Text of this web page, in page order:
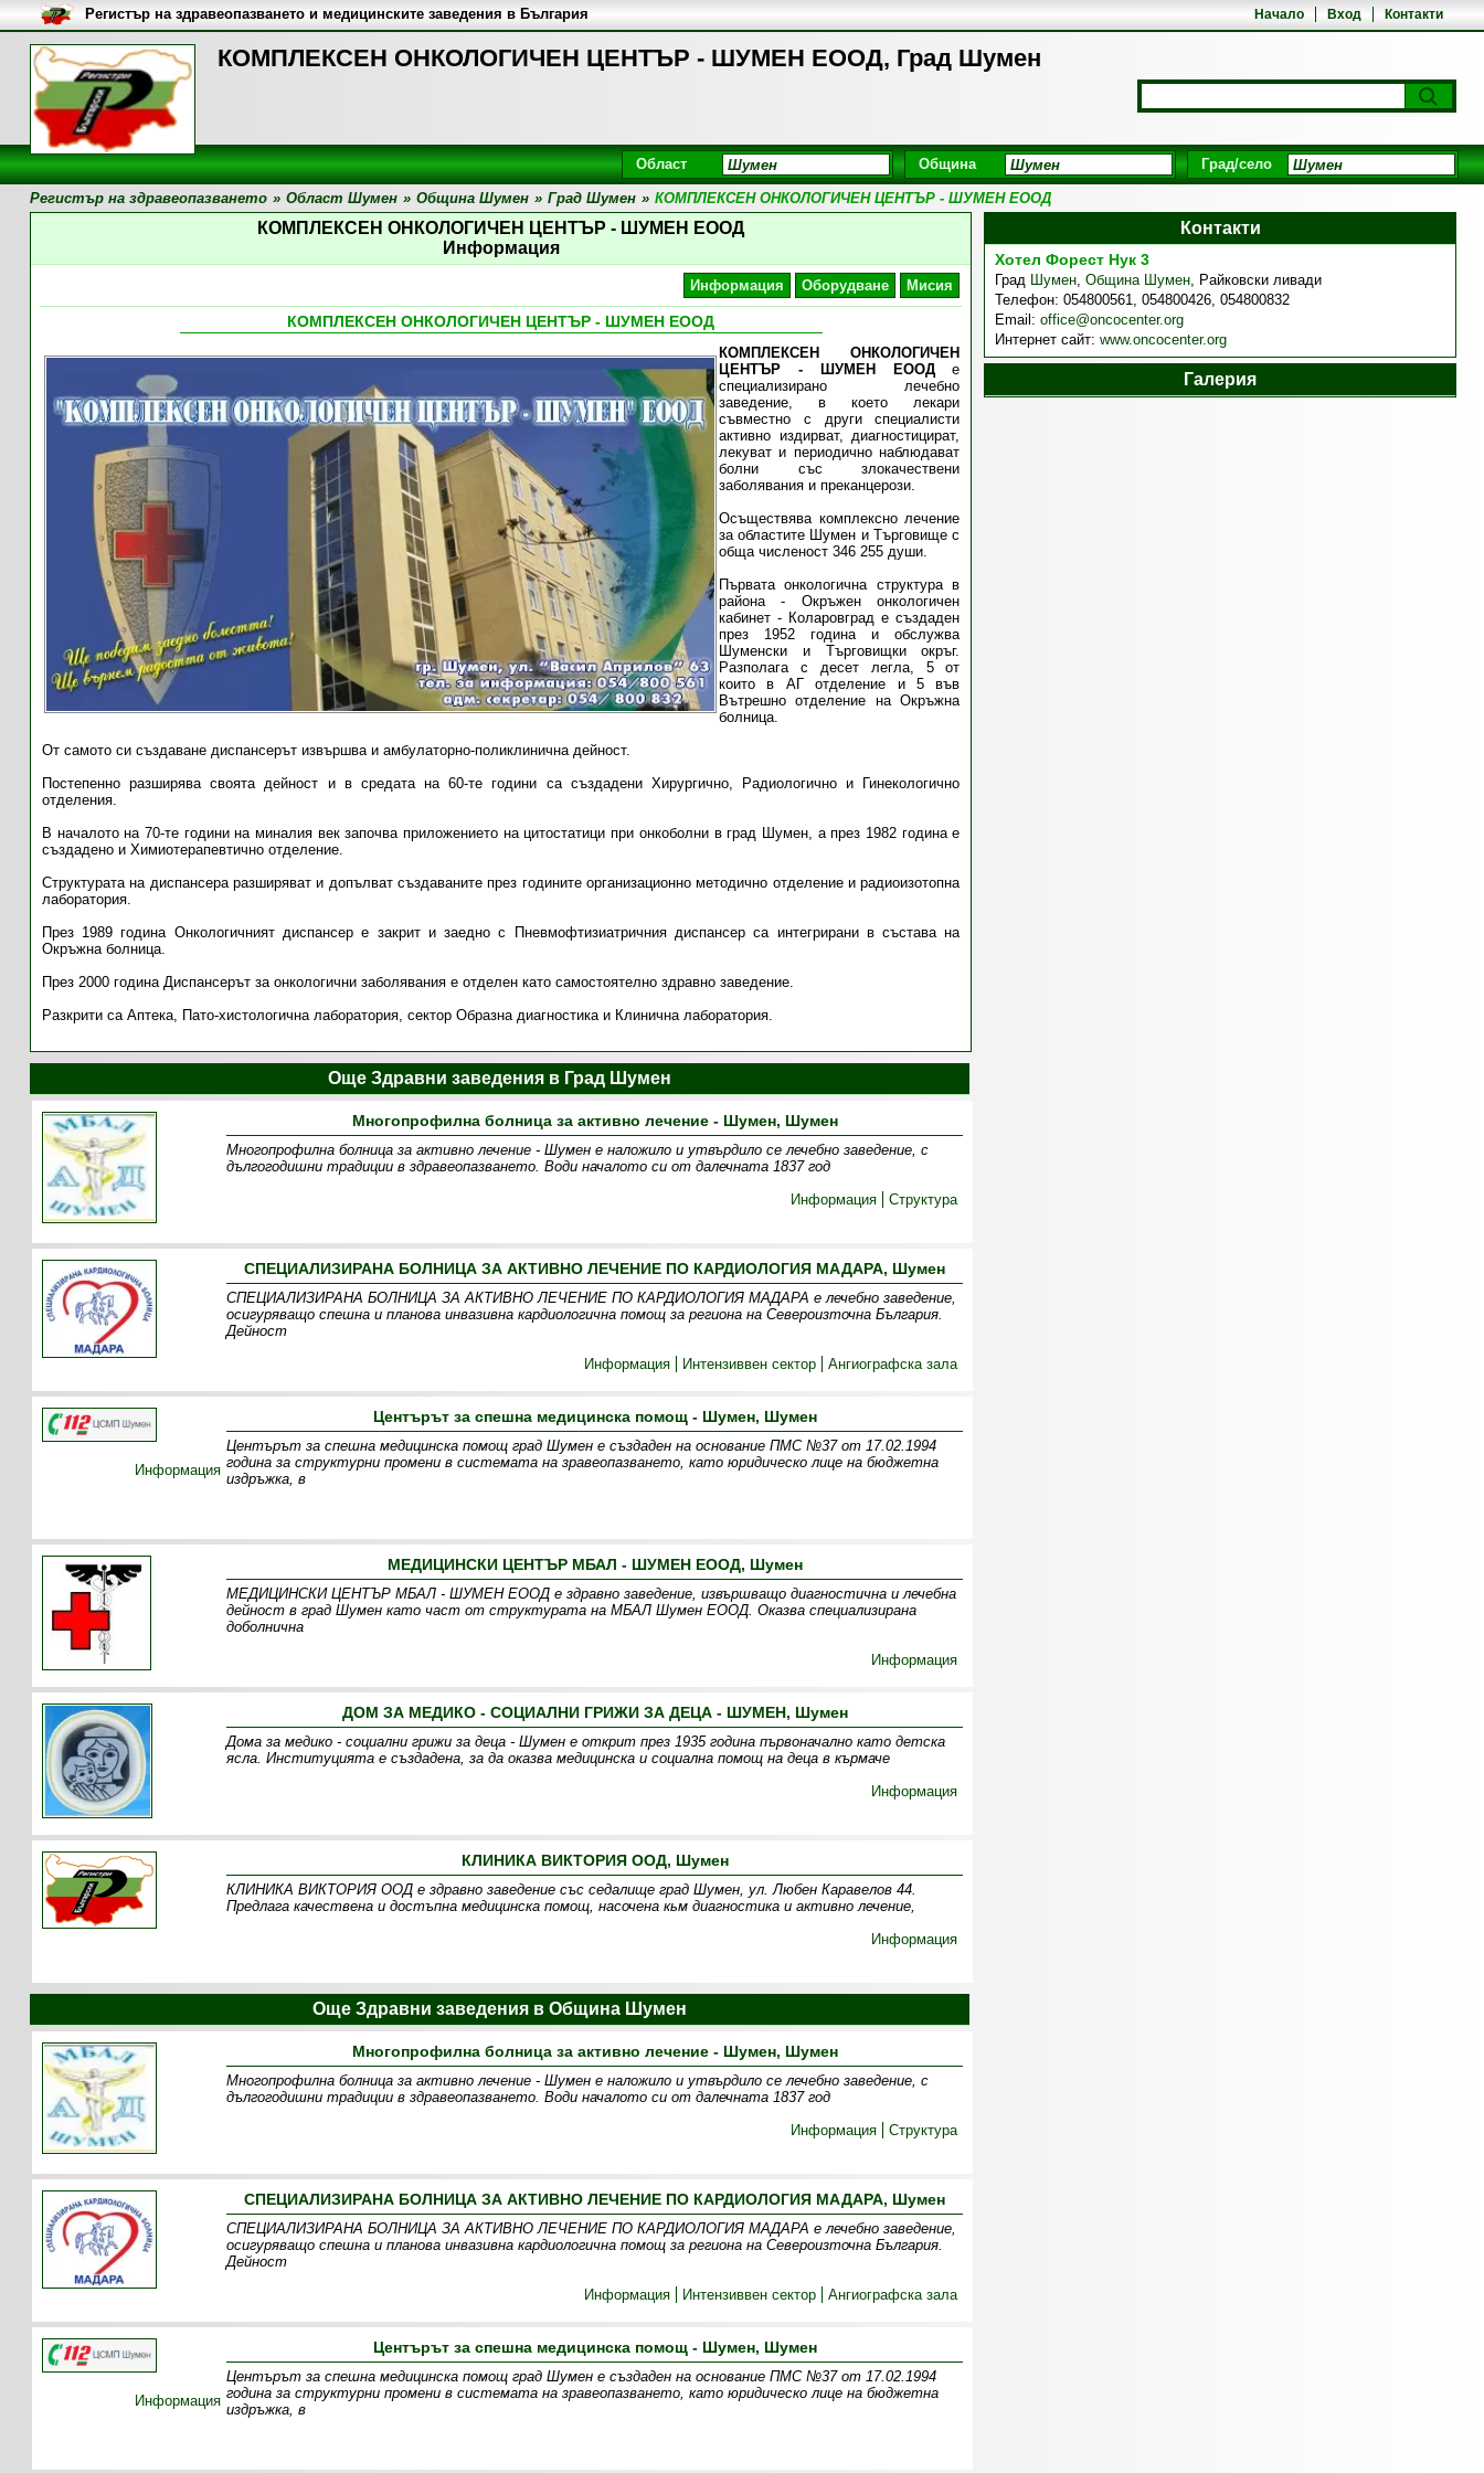
КОМПЛЕКСЕН ОНКОЛОГИЧЕН ЦЕНТЪР - ШУМЕН ЕООД, Град Шумен
Начало Вход Контакти
Регистър на здравеопазването и медицинските заведения в България
Област Община Град/село
Регистър на здравеопазването » Област Шумен » Община Шумен » Град Шумен » КОМПЛЕКСЕН ОНКОЛОГИЧЕН ЦЕНТЪР - ШУМЕН ЕООД
КОМПЛЕКСЕН ОНКОЛОГИЧЕН ЦЕНТЪР - ШУМЕН ЕООД
Информация
Информация Оборудване Мисия
КОМПЛЕКСЕН ОНКОЛОГИЧЕН ЦЕНТЪР - ШУМЕН ЕООД
КОМПЛЕКСЕН ОНКОЛОГИЧЕН
ЦЕНТЪР - ШУМЕН ЕООДе
специализирано лечебно
заведение, в което лекари
съвместно с други специалисти
активно издирват, диагностицират,
лекуват и периодично наблюдават
болни със злокачествени
заболявания и преканцерози.
Осъществява комплексно лечение
за областите Шумен и Търговище с
обща численост 346 255 души.
Първата онкологична структура в
района - Окръжен онкологичен
кабинет - Коларовград е създаден
през 1952 година и обслужва
Шуменски и Търговищки окръг.
Разполага с десет легла, 5 от
които в АГ отделение и 5 във
Вътрешно отделение на Окръжна
болница.
От самото си създаване диспансерът извършва и амбулаторно-поликлинична дейност.
Постепенно разширява своята дейност и в средата на 60-те години са създадени Хирургично, Радиологично и Гинекологично
отделения.
В началото на 70-те години на миналия век започва приложението на цитостатици при онкоболни в град Шумен, а през 1982 година е
създадено и Химиотерапевтично отделение.
Структурата на диспансера разширяват и допълват създаваните през годините организационно методично отделение и радиоизотопна
лаборатория.
През 1989 година Онкологичният диспансер е закрит и заедно с Пневмофтизиатричния диспансер са интегрирани в състава на
Окръжна болница.
През 2000 година Диспансерът за онкологични заболявания е отделен като самостоятелно здравно заведение.
Разкрити са Аптека, Пато-хистологична лаборатория, сектор Образна диагностика и Клинична лаборатория.
Контакти
Хотел Форест Нук 3
Град Шумен, Община Шумен, Райковски ливади
Телефон: 054800561, 054800426, 054800832
Email: office@oncocenter.org
Интернет сайт: www.oncocenter.org
Галерия
Още Здравни заведения в Град Шумен
Многопрофилна болница за активно лечение - Шумен, Шумен
Многопрофилна болница за активно лечение - Шумен е наложило и утвърдило се лечебно заведение, с
дългогодишни традиции в здравеопазването. Води началото си от далечната 1837 год
Информация
Структура
СПЕЦИАЛИЗИРАНА БОЛНИЦА ЗА АКТИВНО ЛЕЧЕНИЕ ПО КАРДИОЛОГИЯ МАДАРА, Шумен
СПЕЦИАЛИЗИРАНА БОЛНИЦА ЗА АКТИВНО ЛЕЧЕНИЕ ПО КАРДИОЛОГИЯ МАДАРА е лечебно заведение,
осигуряващо спешна и планова инвазивна кардиологична помощ за региона на Североизточна България.
Дейност
Информация
Интензиввен сектор Ангиографска зала
Центърът за спешна медицинска помощ - Шумен, Шумен
Центърът за спешна медицинска помощ град Шумен е създаден на основание ПМС №37 от 17.02.1994
година за структурни промени в системата на зравеопазването, като юридическо лице на бюджетна
издръжка, в
Информация
МЕДИЦИНСКИ ЦЕНТЪР МБАЛ - ШУМЕН ЕООД, Шумен
МЕДИЦИНСКИ ЦЕНТЪР МБАЛ - ШУМЕН ЕООД е здравно заведение, извършващо диагностична и лечебна
дейност в град Шумен като част от структурата на МБАЛ Шумен ЕООД. Oказва специализирана
доболнична
Информация
ДОМ ЗА МЕДИКО - СОЦИАЛНИ ГРИЖИ ЗА ДЕЦА - ШУМЕН, Шумен
Дома за медико - социални грижи за деца - Шумен е открит през 1935 година първоначално като детска
ясла. Институцията е създадена, за да оказва медицинска и социална помощ на деца в кърмаче
Информация
КЛИНИКА ВИКТОРИЯ ООД, Шумен
КЛИНИКА ВИКТОРИЯ ООД е здравно заведение със седалище град Шумен, ул. Любен Каравелов 44.
Предлага качествена и достъпна медицинска помощ, насочена кьм диагностика и активно лечение,
Информация
Още Здравни заведения в Община Шумен
Многопрофилна болница за активно лечение - Шумен, Шумен
Многопрофилна болница за активно лечение - Шумен е наложило и утвърдило се лечебно заведение, с
дългогодишни традиции в здравеопазването. Води началото си от далечната 1837 год
Информация
Структура
СПЕЦИАЛИЗИРАНА БОЛНИЦА ЗА АКТИВНО ЛЕЧЕНИЕ ПО КАРДИОЛОГИЯ МАДАРА, Шумен
СПЕЦИАЛИЗИРАНА БОЛНИЦА ЗА АКТИВНО ЛЕЧЕНИЕ ПО КАРДИОЛОГИЯ МАДАРА е лечебно заведение,
осигуряващо спешна и планова инвазивна кардиологична помощ за региона на Североизточна България.
Дейност
Информация
Интензиввен сектор Ангиографска зала
Центърът за спешна медицинска помощ - Шумен, Шумен
Центърът за спешна медицинска помощ град Шумен е създаден на основание ПМС №37 от 17.02.1994
година за структурни промени в системата на зравеопазването, като юридическо лице на бюджетна
издръжка, в
Информация